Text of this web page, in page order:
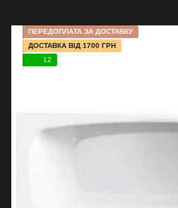
ПЕРЕДОПЛАТА ЗА ДОСТАВКУ
ДОСТАВКА ВІД 1700 ГРН
12